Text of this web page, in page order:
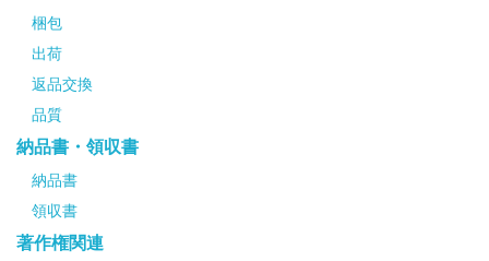
梱包
出荷
返品交換
品質
納品書・領収書
納品書
領収書
著作権関連